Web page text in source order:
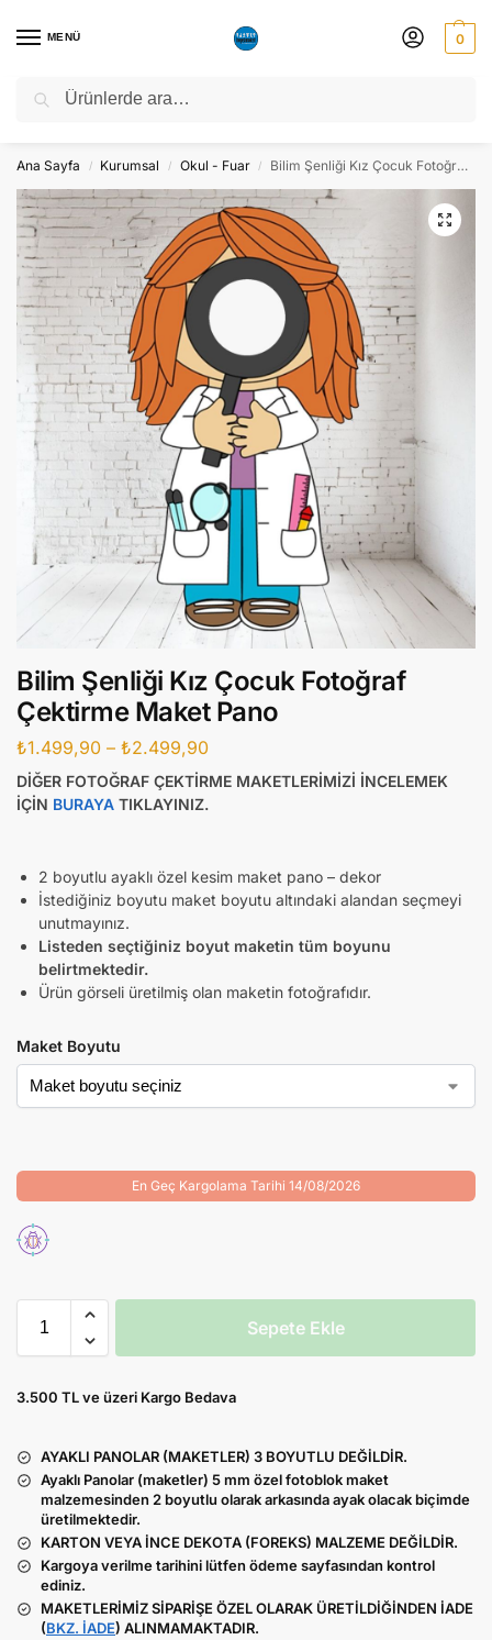
MENÜ 0
NATO ZİRVESİ NEDENİYLE 06-10 TEMMUZ TARİHLERİ ARASINDA
Ana Sayfa / Kurumsal / Okul - Fuar / Bilim Şenliği Kız Çocuk Fotoğraf Çektirme Maket Pano
Bilim Şenliği Kız Çocuk Fotoğraf
Çektirme Maket Pano
₺1.499,90 – ₺2.499,90
DİĞER FOTOĞRAF ÇEKTİRME MAKETLERİMİZİ İNCELEMEK
İÇİN BURAYA TIKLAYINIZ.
2 boyutlu ayaklı özel kesim maket pano – dekor
İstediğiniz boyutu maket boyutu altındaki alandan seçmeyi
unutmayınız.
Listeden seçtiğiniz boyut maketin tüm boyunu
belirtmektedir.
Ürün görseli üretilmiş olan maketin fotoğrafıdır.
Maket Boyutu
En Geç Kargolama Tarihi 14/08/2026
Sepete Ekle
3.500 TL ve üzeri Kargo Bedava
AYAKLI PANOLAR (MAKETLER) 3 BOYUTLU DEĞİLDİR.
Ayaklı Panolar (maketler) 5 mm özel fotoblok maket
malzemesinden 2 boyutlu olarak arkasında ayak olacak biçimde
üretilmektedir.
KARTON VEYA İNCE DEKOTA (FOREKS) MALZEME DEĞİLDİR.
Kargoya verilme tarihini lütfen ödeme sayfasından kontrol
ediniz.
MAKETLERİMİZ SİPARİŞE ÖZEL OLARAK ÜRETİLDİĞİNDEN İADE
(BKZ. İADE) ALINMAMAKTADIR.